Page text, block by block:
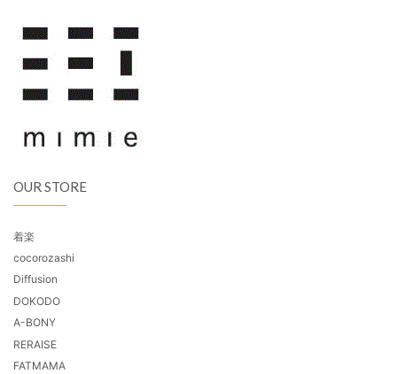
OUR STORE
着楽
cocorozashi
Diffusion
DOKODO
A-BONY
RERAISE
FATMAMA